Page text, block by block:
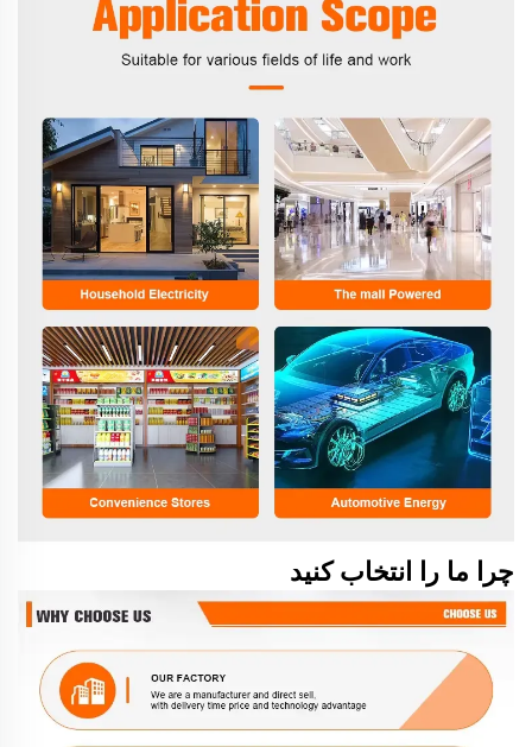
چرا ما را انتخاب کنید